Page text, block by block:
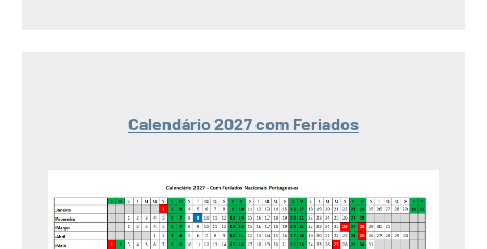
Calendário 2027 com Feriados